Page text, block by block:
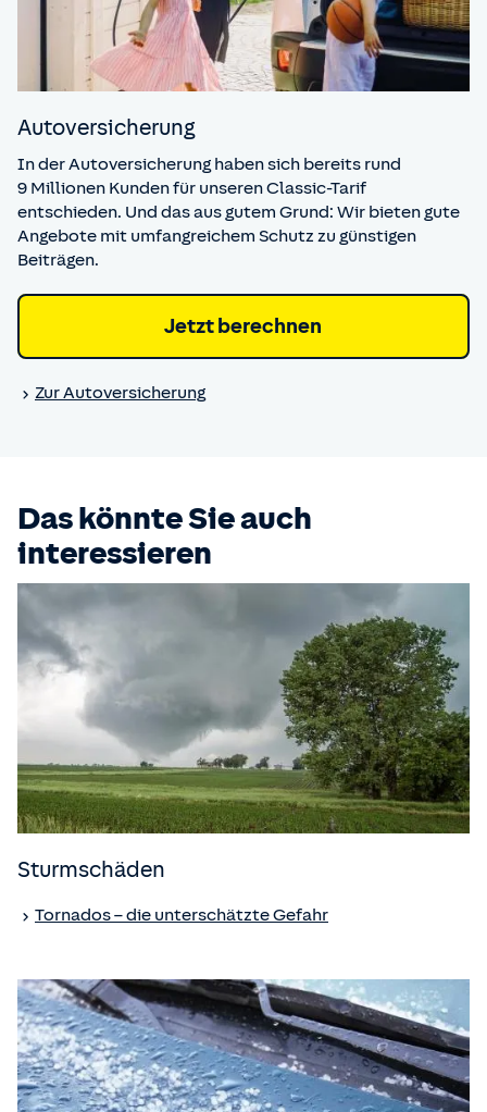
Auto­versicherung
In der Autoversicherung haben sich bereits rund
9 Millionen Kunden für unseren Classic-Tarif
entschieden. Und das aus gutem Grund: Wir bieten gute
Angebote mit umfangreichem Schutz zu günstigen
Beiträgen.
Jetzt berechnen
Zur Auto­versicherung
Das könnte Sie auch
interessieren
Sturmschäden
Tornados – die unterschätzte Gefahr